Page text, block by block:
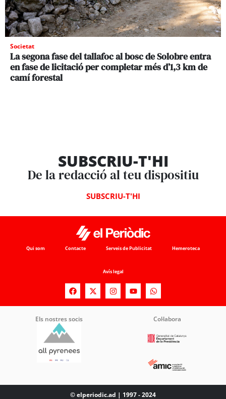
Societat
La segona fase del tallafoc al bosc de Solobre entra
en fase de licitació per completar més d’1,3 km de
camí forestal
SUBSCRIU-T'HI
De la redacció al teu dispositiu
SUBSCRIU-T'HI
Qui som Contacte Serveis de Publicitat Hemeroteca
Avís legal
Els nostres socis Col·labora
© elperiodic.ad | 1997 - 2024